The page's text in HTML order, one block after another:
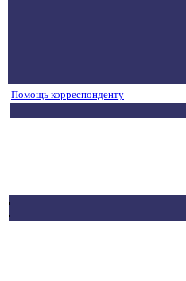
Помощь корреспонденту